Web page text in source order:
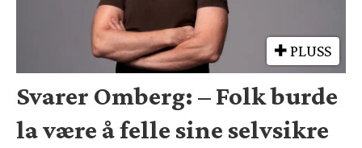
PLUSS
Svarer Omberg: – Folk burde
la være å felle sine selvsikre